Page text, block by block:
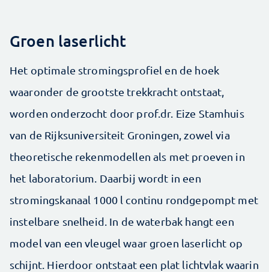
Groen laserlicht
Het optimale stromingsprofiel en de hoek
waaronder de grootste trekkracht ontstaat,
worden onderzocht door prof.dr. Eize Stamhuis
van de Rijksuniversiteit Groningen, zowel via
theoretische rekenmodellen als met proeven in
het laboratorium. Daarbij wordt in een
stromingskanaal 1000 l continu rondgepompt met
instelbare snelheid. In de waterbak hangt een
model van een vleugel waar groen laserlicht op
schijnt. Hierdoor ontstaat een plat lichtvlak waarin